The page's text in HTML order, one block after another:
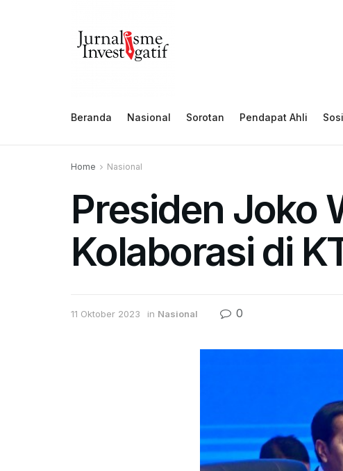
Beranda Nasional Sorotan Pendapat Ahli
Home Nasional
Presiden Joko
Kolaborasi di
11 Oktober 2023 in Nasional 0